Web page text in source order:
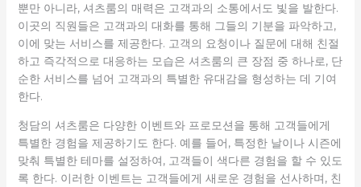
뿐만 아니라, 셔츠룸의 매력은 고객과의 소통에서도 빛을 발한다.
이곳의 직원들은 고객과의 대화를 통해 그들의 기분을 파악하고,
이에 맞는 서비스를 제공한다. 고객의 요청이나 질문에 대해 친절
하고 즉각적으로 대응하는 모습은 셔츠룸의 큰 장점 중 하나로, 단
순한 서비스를 넘어 고객과의 특별한 유대감을 형성하는 데 기여
한다.
청담의 셔츠룸은 다양한 이벤트와 프로모션을 통해 고객들에게
특별한 경험을 제공하기도 한다. 예를 들어, 특정한 날이나 시즌에
맞춰 특별한 테마를 설정하여, 고객들이 색다른 경험을 할 수 있도
록 한다. 이러한 이벤트는 고객들에게 새로운 경험을 선사하며, 친